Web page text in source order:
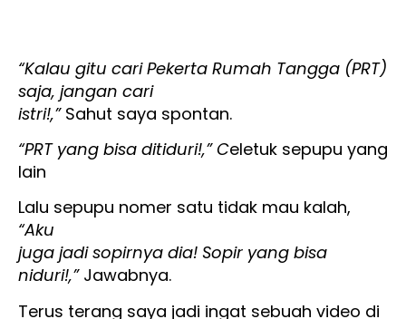
“Kalau gitu cari Pekerta Rumah Tangga (PRT)
saja, jangan cari
istri!,”Sahut saya spontan.
“PRT yang bisa ditiduri!,” Celetuk sepupu yang
lain
Lalu sepupu nomer satu tidak mau kalah,
“Aku
juga jadi sopirnya dia! Sopir yang bisa
niduri!,” Jawabnya.
Terus terang saya jadi ingat sebuah video di